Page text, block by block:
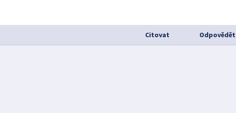
Citovat Odpovědět